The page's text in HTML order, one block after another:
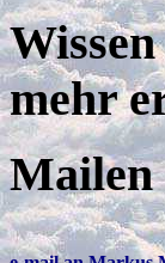
mehr
Mailen